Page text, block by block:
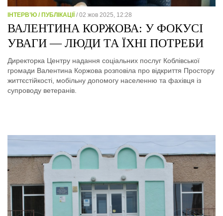
ІНТЕРВ’Ю / ПУБЛІКАЦІЇ / 02 жов 2025, 12:28
ВАЛЕНТИНА КОРЖОВА: У ФОКУСІ
УВАГИ — ЛЮДИ ТА ЇХНІ ПОТРЕБИ
Директорка Центру надання соціальних послуг Коблівської
громади Валентина Коржова розповіла про відкриття Простору
життєстійкості, мобільну допомогу населенню та фахівця із
супроводу ветеранів.